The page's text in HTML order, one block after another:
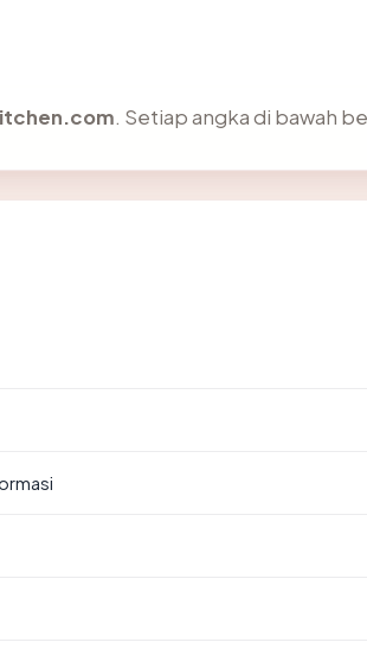
. Setiap angka di bawah